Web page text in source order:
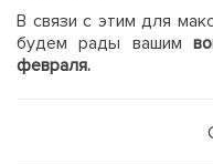
В связи с этим для
будем рады вашим
февраля.